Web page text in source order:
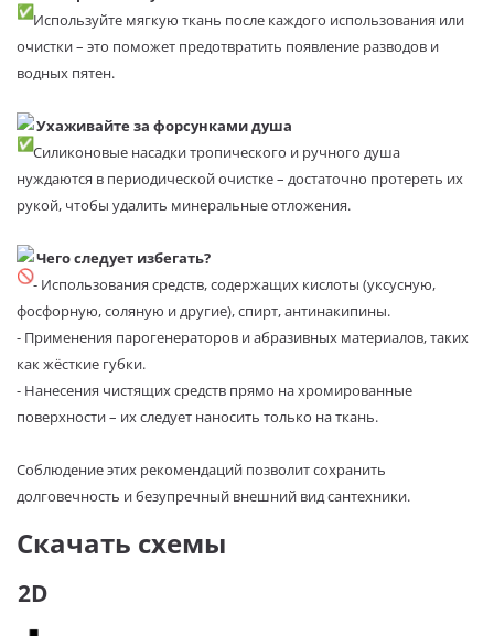
Используйте мягкую ткань после каждого использования или
очистки – это поможет предотвратить появление разводов и
водных пятен.
Ухаживайте за форсунками душа
Силиконовые насадки тропического и ручного душа
нуждаются в периодической очистке – достаточно протереть их
рукой, чтобы удалить минеральные отложения.
Чего следует избегать?
- Использования средств, содержащих кислоты (уксусную,
фосфорную, соляную и другие), спирт, антинакипины.
- Применения парогенераторов и абразивных материалов, таких
как жёсткие губки.
- Нанесения чистящих средств прямо на хромированные
поверхности – их следует наносить только на ткань.
Соблюдение этих рекомендаций позволит сохранить
долговечность и безупречный внешний вид сантехники.
Скачать схемы
2D